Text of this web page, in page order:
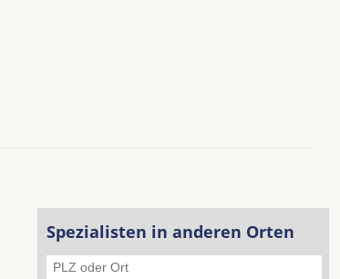
Spezialisten in anderen Orten